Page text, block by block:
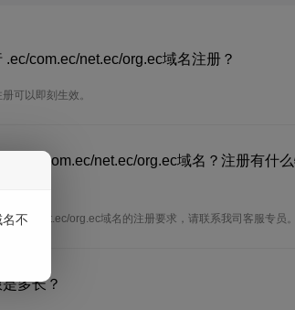
.ec/com.ec/net.ec/org.ec域名注册？
可以即刻生效。
册 .ec/com.ec/net.ec/org.ec域名？注册有什
net.ec/org.ec域名的注册要求，请联系我司客服专员。
多长？
不